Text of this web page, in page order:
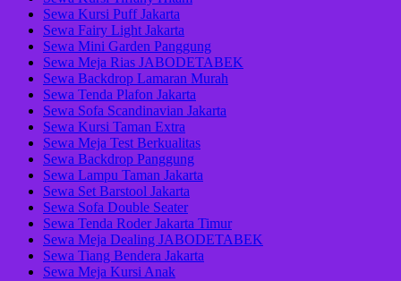
Sewa Kursi Puff Jakarta
Sewa Fairy Light Jakarta
Sewa Mini Garden Panggung
Sewa Meja Rias JABODETABEK
Sewa Backdrop Lamaran Murah
Sewa Tenda Plafon Jakarta
Sewa Sofa Scandinavian Jakarta
Sewa Kursi Taman Extra
Sewa Meja Test Berkualitas
Sewa Backdrop Panggung
Sewa Lampu Taman Jakarta
Sewa Set Barstool Jakarta
Sewa Sofa Double Seater
Sewa Tenda Roder Jakarta Timur
Sewa Meja Dealing JABODETABEK
Sewa Tiang Bendera Jakarta
Sewa Meja Kursi Anak